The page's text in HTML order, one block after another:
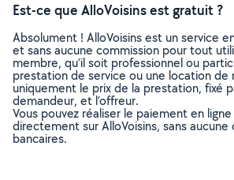
Est-ce que AlloVoisins est gratuit ?
Absolument ! AlloVoisins est un service
et sans aucune commission pour tout
membre, qu’il soit professionnel ou
prestation de service ou une location de
uniquement le prix de la prestation, fixé
demandeur, et l’offreur.
Vous pouvez réaliser le paiement en
directement sur AlloVoisins, sans aucune
bancaires.